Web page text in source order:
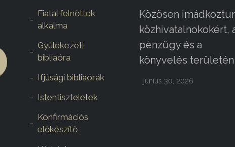
Fiatal felnőttek
alkalma
Gyülekezeti
bibliaóra
Ifjúsági bibliaórák
Istentiszteletek
Konfirmációs
előkészítő
Közösen
közhivatalnokokért,
pénzügy és a
könyvelés területén
június 30, 2026